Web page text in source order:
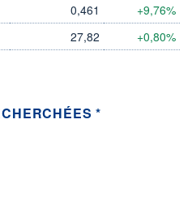
0,461 +9,76%
27,82 +0,80%
*